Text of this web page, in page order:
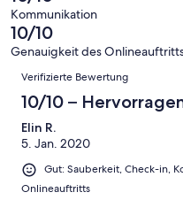
Hervorragend
-
Gut
von
6
-
Okay
Bewertung
von
4
Schlecht
haben
eine
Bewertung
Ungenügend
Kommunikation
10/10
Genauigkeit des
Bewertungen
Verifizierte Bewertung
10/10 –
Elin R.
5. Jan. 2020
Gut: Sauberkeit, Check-in,
Onlineauftritts